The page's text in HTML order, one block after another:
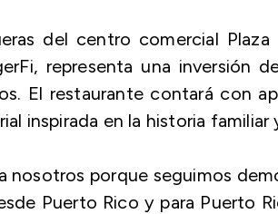
del centro comercial Plaza
representa una inversión
El restaurante contará con
inspirada en la historia familiar
nosotros porque seguimos
Puerto Rico y para Puerto